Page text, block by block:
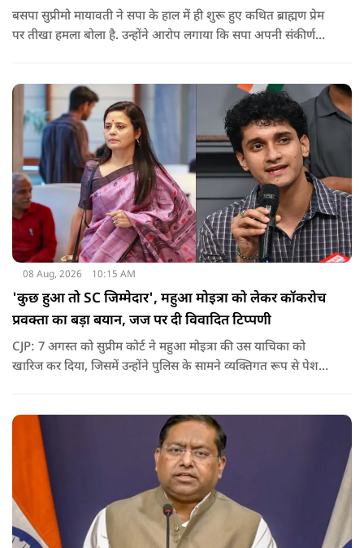
बसपा सुप्रीमो मायावती ने सपा के हाल में ही शुरू हुए कथित ब्राह्मण प्रेम
पर तीखा हमला बोला है. उन्होंने आरोप लगाया कि सपा अपनी संकीर्ण
08 Aug, 2026 10:15 AM
'कुछ हुआ तो SC जिम्मेदार', महुआ मोइत्रा को लेकर कॉकरोच
प्रवक्ता का बड़ा बयान, जज पर दी विवादित टिप्पणी
CJP: 7 अगस्त को सुप्रीम कोर्ट ने महुआ मोइत्रा की उस याचिका को
खारिज कर दिया, जिसमें उन्होंने पुलिस के सामने व्यक्तिगत रूप से पेश
केंद्र बन गई है.